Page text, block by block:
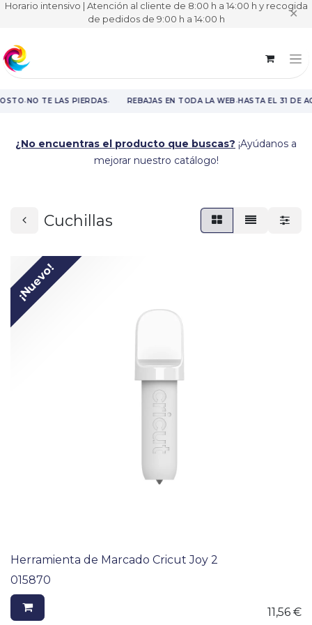
Horario intensivo | Atención al cliente de 8:00 h a 14:00 h y recogida
de pedidos de 9:00 h a 14:00 h ✕
·NO TE LAS PIERDAS· REBAJAS EN TODA LA WEB·HASTA EL 31 DE
¿No encuentras el producto que buscas? ¡Ayúdanos a
mejorar nuestro catálogo!
Cuchillas
¡Nuevo!
Herramienta de Marcado Cricut Joy 2
015870
11,56 €